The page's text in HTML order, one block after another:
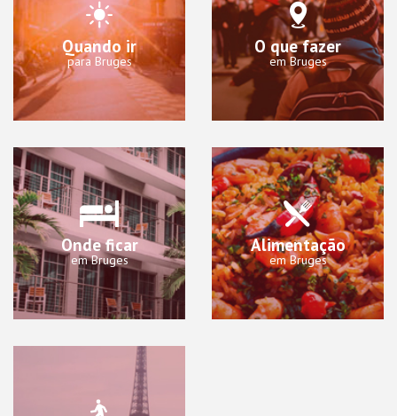
Quando ir
para Bruges
O que fazer
em Bruges
Onde ficar
em Bruges
Alimentação
em Bruges